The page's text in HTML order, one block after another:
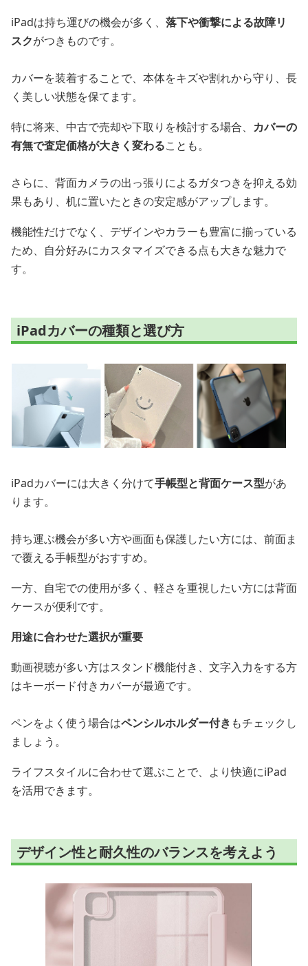
iPadは持ち運びの機会が多く、 落下や衝撃による故障リ
スクがつきものです。
カバーを装着することで、本体をキズや割れから守り、長
く美しい状態を保てます。
特に将来、中古で売却や下取りを検討する場合、 カバーの
有無で査定価格が大きく変わることも。
さらに、背面カメラの出っ張りによるガタつきを抑える効
果もあり、机に置いたときの安定感がアップします。
機能性だけでなく、デザインやカラーも豊富に揃っている
ため、自分好みにカスタマイズできる点も大きな魅力で
す。
iPadカバーの種類と選び方
iPadカバーには大きく分けて手帳型と背面ケース型があ
ります。
持ち運ぶ機会が多い方や画面も保護したい方には、前面ま
で覆える手帳型がおすすめ。
一方、自宅での使用が多く、軽さを重視したい方には背面
ケースが便利です。
用途に合わせた選択が重要
動画視聴が多い方はスタンド機能付き、文字入力をする方
はキーボード付きカバーが最適です。
ペンをよく使う場合はペンシルホルダー付き もチェックし
ましょう。
ライフスタイルに合わせて選ぶことで、より快適にiPad
を活用できます。
デザイン性と耐久性のバランスを考えよう